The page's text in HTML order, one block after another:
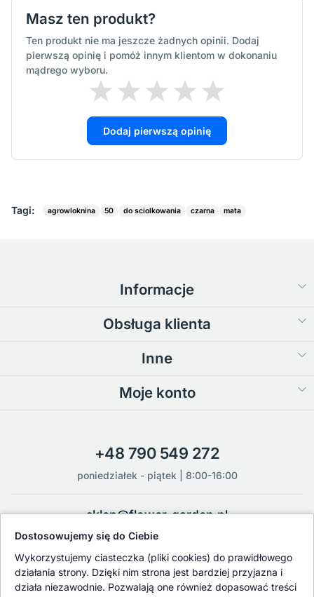
Masz ten produkt?
Ten produkt nie ma jeszcze żadnych opinii. Dodaj
pierwszą opinię i pomóż innym klientom w dokonaniu
mądrego wyboru.
Dodaj pierwszą opinię
Tagi: agrowloknina 50 do sciolkowania czarna mata
Informacje
Obsługa klienta
Inne
Moje konto
+48 790 549 272
poniedziałek - piątek | 8:00-16:00
sklep@flower-garden.pl
Oferowane przez nas rośliny i nasiona podlegają regularnej ścisłej
kontroli jakości oraz kontroli zdrowotnej przeprowadzanej przez
wykwalifikowane osoby z Państwowej Inspekcji Ochrony Roślin i
Dostosowujemy się do Ciebie
Wykorzystujemy ciasteczka (pliki cookies) do prawidłowego
działania strony. Dzięki nim strona jest bardziej przyjazna i
działa niezawodnie. Pozwalają one również dopasować treści